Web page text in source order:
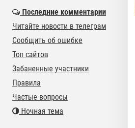
Последние комментарии
Читайте новости в телеграм
Сообщить об ошибке
Топ сайтов
Забаненные участники
Правила
Частые вопросы
Ночная тема